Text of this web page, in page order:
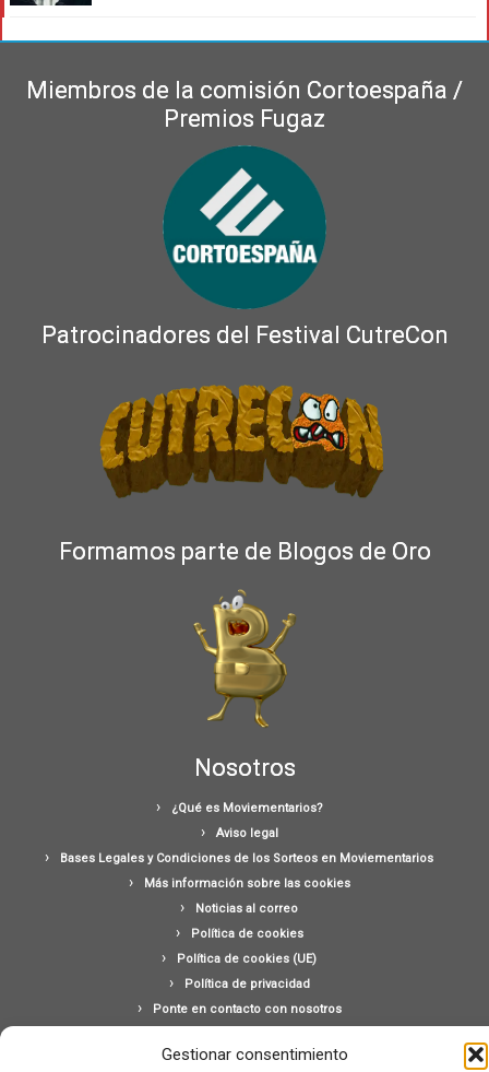
Gestionar consentimiento
Miembros de la comisión Cortoespaña /
Premios Fugaz
Patrocinadores del Festival CutreCon
Formamos parte de Blogos de Oro
Nosotros
¿Qué es Moviementarios?
Aviso legal
Bases Legales y Condiciones de los Sorteos en Moviementarios
Más información sobre las cookies
Noticias al correo
Política de cookies
Política de cookies (UE)
Política de privacidad
Ponte en contacto con nosotros
Buscar: